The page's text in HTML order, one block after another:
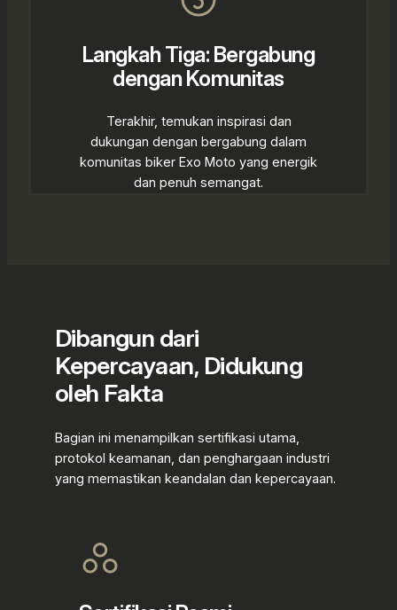
Langkah Tiga: Bergabung
dengan Komunitas
Terakhir, temukan inspirasi dan
dukungan dengan bergabung dalam
komunitas biker Exo Moto yang energik
dan penuh semangat.
Dibangun dari
Kepercayaan, Didukung
oleh Fakta
Bagian ini menampilkan sertifikasi utama,
protokol keamanan, dan penghargaan industri
yang memastikan keandalan dan kepercayaan.